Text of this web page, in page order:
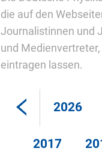
die auf den
Journalistinnen und
und
eintragen lassen.
2026
2017